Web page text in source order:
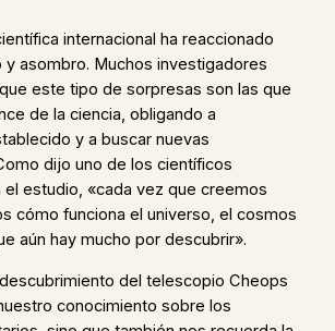
internacional ha reaccionado
y asombro. Muchos investigadores
este tipo de sorpresas son las que
de la ciencia, obligando a
y a buscar nuevas
dijo uno de los científicos
el estudio, «cada vez que creemos
cómo funciona el universo, el cosmos
aún hay mucho por descubrir».
del telescopio Cheops
conocimiento sobre los